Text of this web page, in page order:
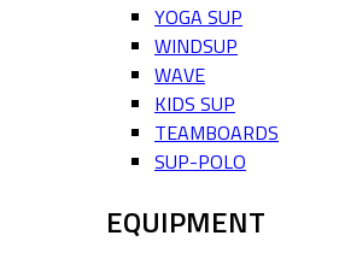
YOGA SUP
WINDSUP
WAVE
KIDS SUP
TEAMBOARDS
SUP-POLO
EQUIPMENT